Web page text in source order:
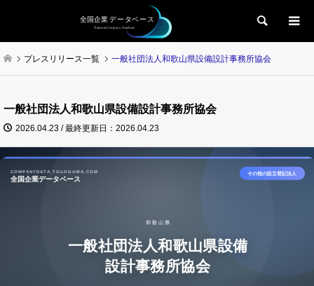
検索
プレスリリース一覧 一般社団法人和歌山県設備設計事務所協会
一般社団法人和歌山県設備設計事務所協会
2026.04.23 / 最終更新日：2026.04.23